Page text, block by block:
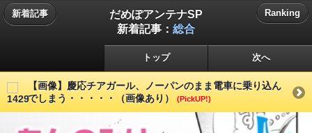
新着記事
だめぽアンテナSP
新着記事： 総合
Ranking
トップ 次へ
【画像】慶応チアガール、ノーパンのまま電車に乗り込ん
でしまう・・・・・（画像あり）
(PickUP!)